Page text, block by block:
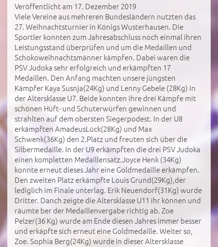
Veröffentlicht am 17. Dezember 2019
Viele Vereine aus mehreren Bundesländern nutzten das
27. Weihnachtsturnier in Königs Wusterhausen. Die
Sportler konnten zum Jahresabschluss noch einmal ihren
Leistungsstand überprüfen und um die Medaillen und
Schokoweihnachtsmänner kämpfen. Dabei waren die
PSV Judoka sehr erfolgreich und erkämpften 17
Medaillen. Den Anfang machten unsere jüngsten
Kämpfer Kaya Susnja(24Kg) und Lenny Gebele (28Kg) in
der Altersklasse U7. Beide konnten ihre drei Kämpfe mit
schönen Hüft- und Schuterwürfen gewinnen und
strahlten auf dem obersten Siegerpodest. In der U8
erkämpften AmadeusLück(28Kg) und Max
Schwenk(36Kg) den 2.Platz und freuten sich über die
Silbermedaille. In der U9 erkämpften die drei PSV Judoka
einen kompletten Medaillensatz.Joyce Henk (34Kg)
konnte erneut dieses Jahr eine Goldmedaille erkämpfen.
Den zweiten Platz erkämpfte Louis Grund(29Kg),der
lediglich im Finale unterlag. Erik Neuendorf(31Kg) wurde
Dritter. Danch zeigte die Altersklasse U11 ihr können und
räumte ber der Medaillenvergabe richtig ab. Zoe
Pelzer(36 Kg) wurde am Ende diesen Jahres immer besser
und erkäpfte sich erneut eine Goldmedaille. Weiter so,
Zoe. Sophia Berg(24Kg) wurde in dieser Altersklasse